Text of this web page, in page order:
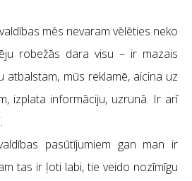
mēs nevaram vēlēties neko
robežās dara visu – ir mazais
atbalstam, mūs reklamē, aicina uz
izplata informāciju, uzrunā. Ir arī
pasūtījumiem gan man ir
tas ir ļoti labi, tie veido nozīmīgu